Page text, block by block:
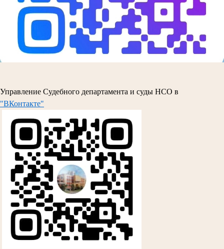
Управление Судебного департамента и суды НСО в
"ВКонтакте"